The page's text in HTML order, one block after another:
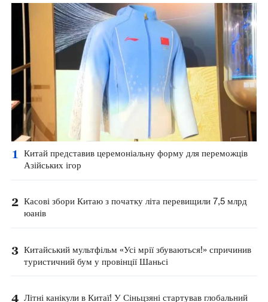
1
Китай представив церемоніальну форму для переможців
Азійських ігор
2 Касові збори Китаю з початку літа перевищили 7,5 млрд
юанів
3 Китайський мультфільм «Усі мрії збуваються!» спричинив
туристичний бум у провінції Шаньсі
4 Літні канікули в Китаї! У Сіньцзяні стартував глобальний